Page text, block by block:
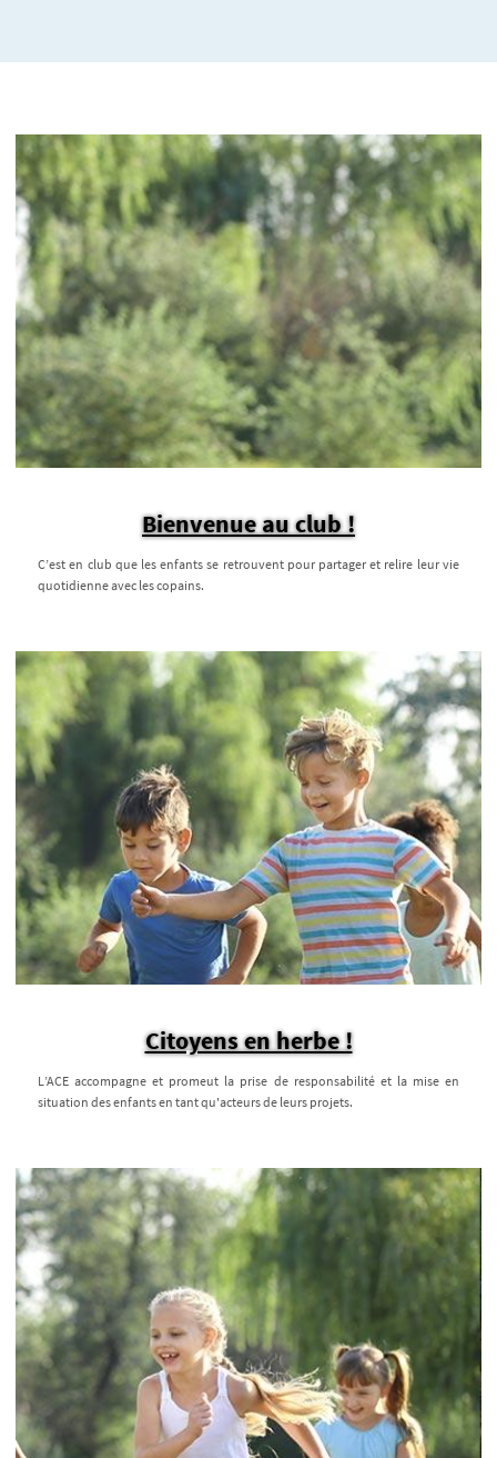
Bienvenue au club !
C’est en club que les enfants se retrouvent pour partager et relire leur vie
quotidienne avec les copains.
Citoyens en herbe !
L’ACE accompagne et promeut la prise de responsabilité et la mise en
situation des enfants en tant qu'acteurs de leurs projets.